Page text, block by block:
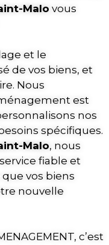
Malo vous
et le
de vos biens, et
Nous
est
nos
spécifiques.
Malo, nous
fiable et
vos biens
nouvelle
c’est